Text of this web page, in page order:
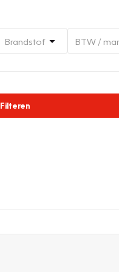
Brandstof BTW /
Filteren